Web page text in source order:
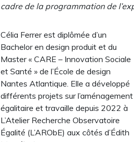
cadre de la programmation de
Célia Ferrer est diplômée d’un
Bachelor en design produit et du
Master « CARE – Innovation Sociale
et Santé » de l’École de design
Nantes Atlantique. Elle a développé
différents projets sur l’aménagement
égalitaire et travaille depuis 2022 à
L’Atelier Recherche Observatoire
Égalité (L’ARObE) aux côtés d’Édith